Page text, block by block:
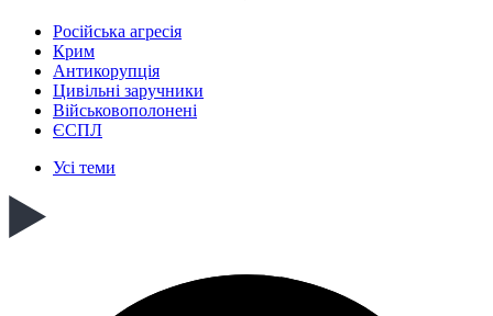
Російська агресія
Крим
Антикорупція
Цивільні заручники
Військовополонені
ЄСПЛ
Усі теми